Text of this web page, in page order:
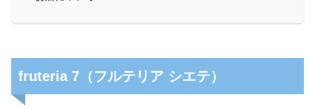
fruteria 7（フルテリア シエテ）